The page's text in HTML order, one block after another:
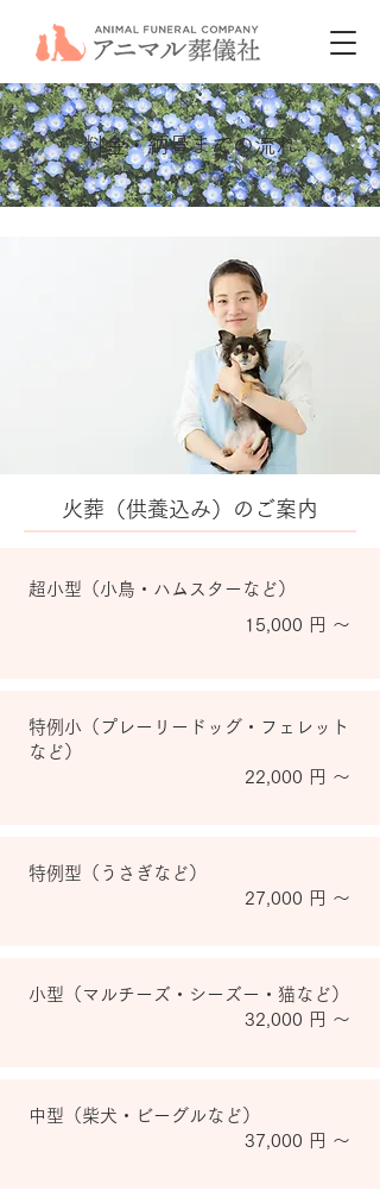
料金・納骨までの流れ
火葬（供養込み）のご案内
超小型（小鳥・ハムスターなど）
15,000 円 ～
特例小（プレーリードッグ・フェレット
など）
22,000 円 ～
特例型（うさぎなど）
27,000 円 ～
小型（マルチーズ・シーズー・猫など）
32,000 円 ～
中型（柴犬・ビーグルなど）
37,000 円 ～